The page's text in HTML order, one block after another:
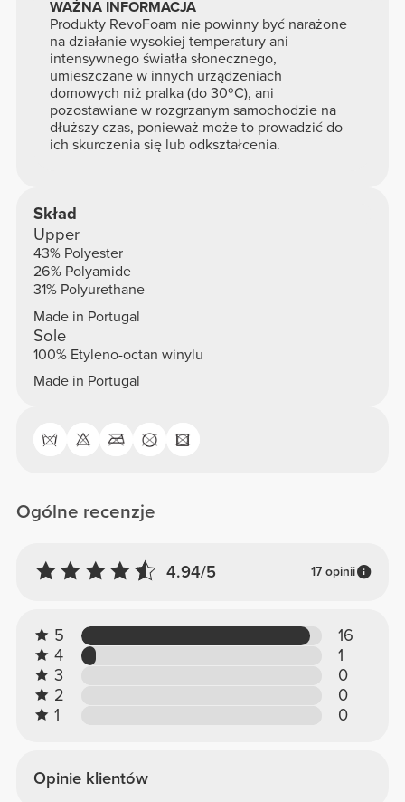
WAŻNA INFORMACJA
Produkty RevoFoam nie powinny być narażone
na działanie wysokiej temperatury ani
intensywnego światła słonecznego,
umieszczane w innych urządzeniach
domowych niż pralka (do 30ºC), ani
pozostawiane w rozgrzanym samochodzie na
dłuższy czas, ponieważ może to prowadzić do
ich skurczenia się lub odkształcenia.
Skład
Upper
43% Polyester
26% Polyamide
31% Polyurethane
Made in Portugal
Sole
100% Etyleno-octan winylu
Made in Portugal
Ogólne recenzje
4.94/5 17 opinii
5
16
4
1
3
0
2
0
1
0
Opinie klientów